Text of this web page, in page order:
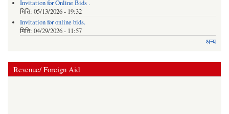
Invitation for Online Bids .
मिति: 05/13/2026 - 19:32
Invitation for online bids.
मिति: 04/29/2026 - 11:57
अन्य
Revenue/ Foreign Aid